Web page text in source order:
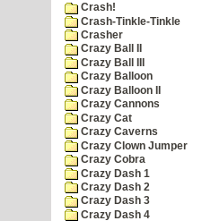
Crash!
Crash-Tinkle-Tinkle
Crasher
Crazy Ball II
Crazy Ball III
Crazy Balloon
Crazy Balloon II
Crazy Cannons
Crazy Cat
Crazy Caverns
Crazy Clown Jumper
Crazy Cobra
Crazy Dash 1
Crazy Dash 2
Crazy Dash 3
Crazy Dash 4